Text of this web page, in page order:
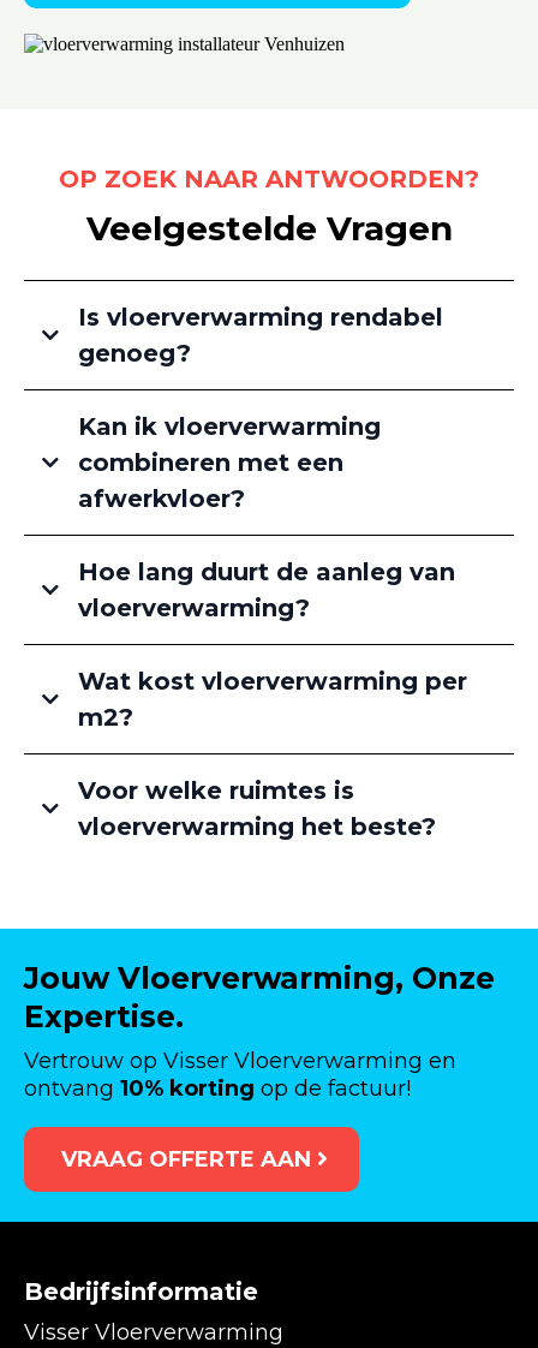
OP ZOEK NAAR ANTWOORDEN?
Veelgestelde Vragen
Is vloerverwarming rendabel
genoeg?
Kan ik vloerverwarming
combineren met een
afwerkvloer?
Hoe lang duurt de aanleg van
vloerverwarming?
Wat kost vloerverwarming per
m2?
Voor welke ruimtes is
vloerverwarming het beste?
Jouw Vloerverwarming, Onze
Expertise.
Vertrouw op Visser Vloerverwarming en
ontvang 10% korting op de factuur!
VRAAG OFFERTE AAN
Bedrijfsinformatie
Visser Vloerverwarming